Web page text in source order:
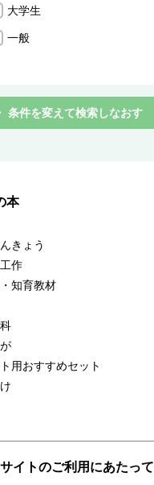
大学生
一般
条件を変えて検索しなおす
本
きょう
作
知育教材
用おすすめセット
サイトのご利用にあたって